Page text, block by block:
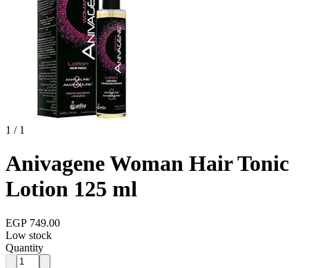
1 / 1
Anivagene Woman Hair Tonic
Lotion 125 ml
EGP 749.00
Low stock
Quantity